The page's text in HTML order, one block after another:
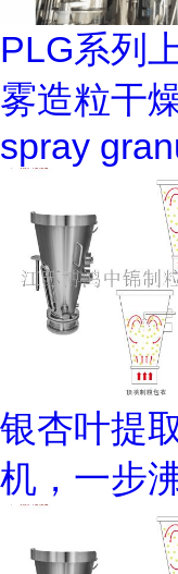
PLG系列
雾造粒干
spray
银杏叶提
机，一步